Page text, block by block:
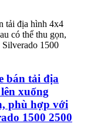
bán tải địa
xuống
phù hợp với
1500 2500